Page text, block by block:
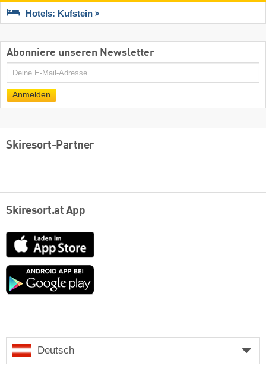
Hotels: Kufstein
Abonniere unseren Newsletter
E-
Anmelden
Skiresort-Partner
Skiresort.at App
App
Store
Google
Deutsch